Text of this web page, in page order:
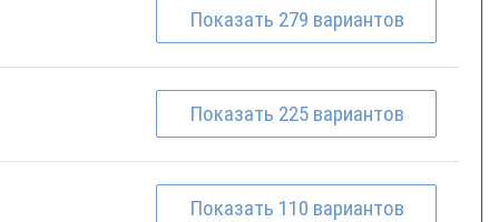
Показать 279 вариантов
Показать 225 вариантов
Показать 110 вариантов